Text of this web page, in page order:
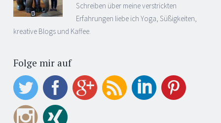
Schreiben über meine verstrickten
Erfahrungen liebe ich Yoga, Süßigkeiten,
kreative Blogs und Kaffee.
Folge mir auf